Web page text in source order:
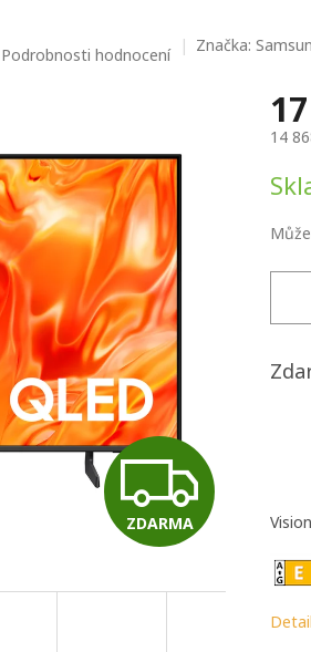
Podrobnosti hodnocení Značka:
Z
D
ZDARMA
14
cena: